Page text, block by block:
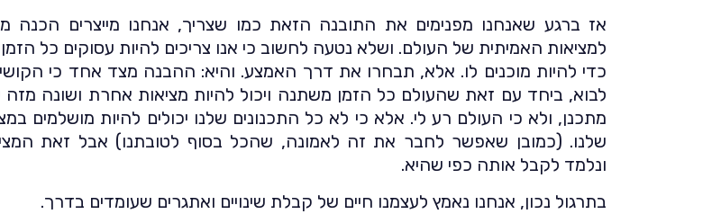
אז ברגע שאנחנו מפנימים את התובנה הזאת כמו שצריך, אנחנו מייצרים הכנה
למציאות האמיתית של העולם. ושלא נטעה לחשוב כי אנו צריכים להיות עסוקים כל
כדי להיות מוכנים לו. אלא, תבחרו את דרך האמצע. והיא: ההבנה מצד אחד כי הקושי
לבוא, ביחד עם זאת שהעולם כל הזמן משתנה ויכול להיות מציאות אחרת ושונה מזה
מתכנן, ולא כי העולם רע לי. אלא כי לא כל התכנונים שלנו יכולים להיות מושלמים
שלנו. (כמובן שאפשר לחבר את זה לאמונה, שהכל בסוף לטובתנו) אבל זאת
ונלמד לקבל אותה כפי שהיא.
בתרגול נכון, אנחנו נאמץ לעצמנו חיים של קבלת שינויים ואתגרים שעומדים בדרך.